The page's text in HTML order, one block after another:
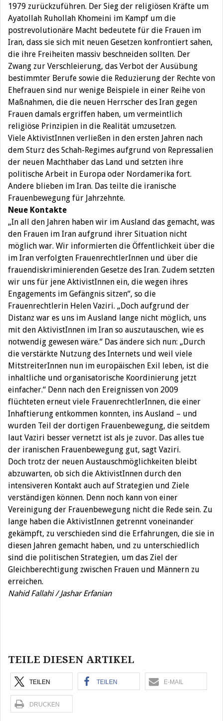
1979 zurückzuführen. Der Sieg der religiösen Kräfte um
Ayatollah Ruhollah Khomeini im Kampf um die
postrevolutionäre Macht bedeutete für die Frauen im
Iran, dass sie sich mit neuen Gesetzen konfrontiert sahen,
die ihre Freiheiten massiv beschneiden sollten. Der
Zwang zur Verschleierung, das Verbot der Ausübung
bestimmter Berufe sowie die Reduzierung der Rechte von
Ehefrauen sind nur wenige Beispiele in einer Reihe von
Maßnahmen, die die neuen Herrscher des Iran gegen
Frauen damals ergriffen haben, um vermeintlich
religiöse Prinzipien in die Realität umzusetzen.
Viele AktivistInnen verließen in den ersten Jahren nach
dem Sturz des Schah-Regimes aufgrund von Repressalien
der neuen Machthaber das Land und setzten ihre
politische Arbeit in Europa oder Nordamerika fort.
Andere blieben im Iran. Das teilte die iranische
Frauenbewegung für Jahrzehnte.
Neue Kontakte
„In all den Jahren haben wir im Ausland das gemacht, was
den Frauen im Iran aufgrund ihrer Situation nicht
möglich war. Wir informierten die Öffentlichkeit über die
im Iran verfolgten FrauenrechtlerInnen und über die
frauendiskriminierenden Gesetze des Iran. Zudem setzten
wir uns für jene AktivistInnen ein, die wegen ihres
Engagements im Gefängnis sitzen“, so die
Frauenrechtlerin Helen Vaziri. „Doch aufgrund der
Distanz war es uns im Ausland lange nicht möglich, uns
mit den AktivistInnen im Iran so auszutauschen, wie es
notwendig gewesen wäre.“ Das ändere sich nun: „Durch
die verstärkte Nutzung des Internets und weil viele
MitstreiterInnen nun im europäischen Exil leben, ist die
inhaltliche und organisatorische Koordinierung jetzt
einfacher.“ Denn nach den Ereignissen von 2009
flüchteten erneut viele FrauenrechtlerInnen, die einer
Inhaftierung entkommen konnten, ins Ausland – und
wurden Teil der dortigen Frauenbewegung, die seitdem
laut Vaziri besser vernetzt ist als je zuvor. Das alles tue
der iranischen Frauenbewegung gut, sagt Vaziri.
Doch trotz der neuen Austauschmöglichkeiten bleibt
abzuwarten, ob sich die AktivistInnen durch den
intensiveren Kontakt auch auf Strategien und Ziele
verständigen können. Denn noch kann von einer
Vereinigung der Frauenbewegung nicht die Rede sein. Zu
lange haben die AktivistInnen getrennt voneinander
gekämpft, zu verschieden sind die Erfahrungen, die sie in
diesen Jahren gemacht haben, und zu unterschiedlich
sind die politischen Strategien, um das Ziel der
Gleichberechtigung zwischen Frauen und Männern zu
erreichen.
Nahid Fallahi / Jashar Erfanian
TEILE DIESEN ARTIKEL
TEILEN TEILEN E-MAIL
DRUCKEN